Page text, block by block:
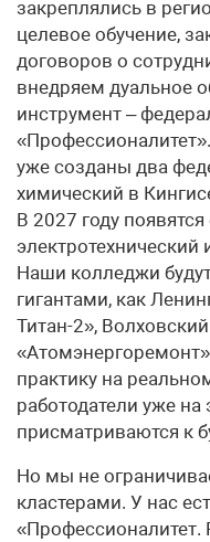
закреплялись в
целевое обучение,
договоров о
внедряем дуальное
инструмент –
уже созданы два
химический в
В 2027 году
Наши колледжи
гигантами, как
Титан-2»,
практику на
работодатели уже на
присматриваются к
Но мы не
кластерами. У нас
«Профессионалитет.